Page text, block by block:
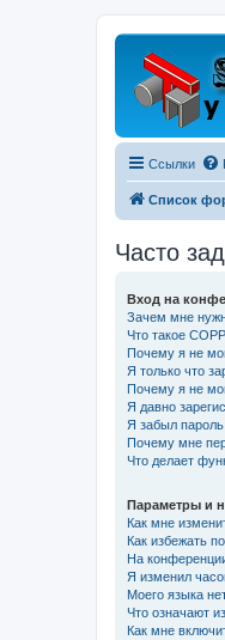
Ссылки
Список
Часто
Вход на
Зачем мне
Что такое
Почему я не
Я только что
Почему я не
Я давно
Я забыл пароль!
Почему мне
Что делает
Параметры и
Как мне
Как избежать
На
Я изменил
Моего языка
Что означают
Как мне